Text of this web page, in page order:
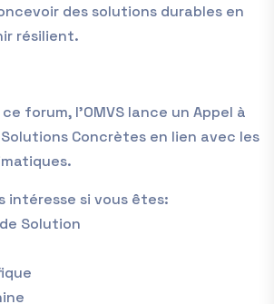
des solutions durables en
résilient.
forum, l’OMVS lance un Appel à
Concrètes en lien avec les
intéresse si vous êtes:
Solution